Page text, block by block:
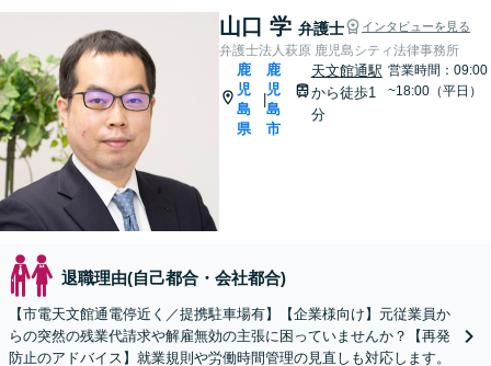
山口 学 弁護士 インタビューを見る
弁護士法人萩原 鹿児島シティ法律事務所
鹿
児
島
県
|
鹿
児
島
市
天文館通駅
から徒歩1
分
営業時間：09:00
~18:00（平日）
退職理由(自己都合・会社都合)
【市電天文館通電停近く／提携駐車場有】【企業様向け】元従業員か
らの突然の残業代請求や解雇無効の主張に困っていませんか？【再発
防止のアドバイス】就業規則や労働時間管理の見直しも対応します。